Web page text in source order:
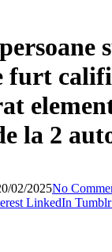
furt
la 2
02/2025No
LinkedIn Tumblr